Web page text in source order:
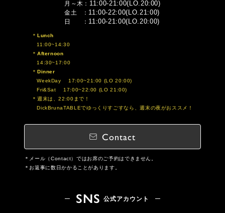
月～木 11:00-21:00(LO.20:00)
金土 11:00-22:00(LO.21:00)
日 11:00-21:00(LO.20:00)
Lunch
11:00~14:30
Afternoon
14:30~17:00
Dinner
WeekDay 17:00~21:00 (LO 20:00)
Fri&Sat 17:00~22:00 (LO 21:00)
週末は、22:00まで！
DickBrunaTABLEでゆっくりすごすなら、週末の夜がおススメ！
Contact
メール（Contact）ではお席のご予約はできません。
お返事に数日かかることがあります。
SNS 公式アカウント